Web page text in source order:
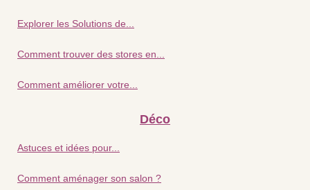
Explorer les Solutions de...
Comment trouver des stores en...
Comment améliorer votre...
Déco
Astuces et idées pour...
Comment aménager son salon ?